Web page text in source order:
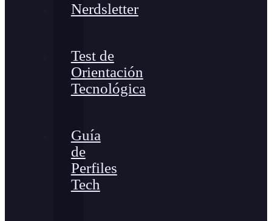
Nerdsletter
Test de
Orientación
Tecnológica
Guía
de
Perfiles
Tech